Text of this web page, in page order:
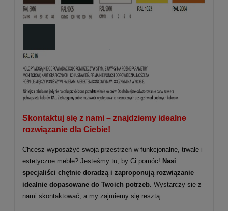
Skontaktuj się z nami – znajdziemy idealne
rozwiązanie dla Ciebie!
Chcesz wyposażyć swoją przestrzeń w funkcjonalne, trwałe i
estetyczne meble? Jesteśmy tu, by Ci pomóc! Nasi
specjaliści chętnie doradzą i zaproponują rozwiązanie
idealnie dopasowane do Twoich potrzeb. Wystarczy się z
nami skontaktować, a my zajmiemy się resztą.